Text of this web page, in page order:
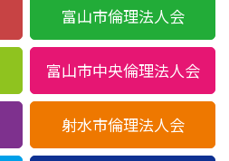
富山市倫理法人会
富山市中央倫理法人会
射水市倫理法人会